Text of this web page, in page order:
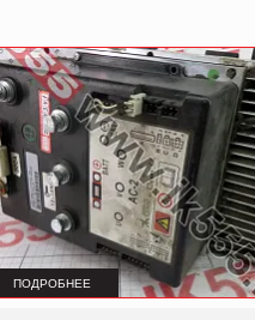
ПОДРОБНЕЕ